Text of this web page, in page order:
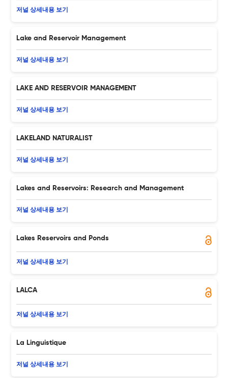
저널 상세내용 보기
Lake and Reservoir Management
저널 상세내용 보기
LAKE AND RESERVOIR MANAGEMENT
저널 상세내용 보기
LAKELAND NATURALIST
저널 상세내용 보기
Lakes and Reservoirs: Research and Management
저널 상세내용 보기
Lakes Reservoirs and Ponds
저널 상세내용 보기
LALCA
저널 상세내용 보기
La Linguistique
저널 상세내용 보기